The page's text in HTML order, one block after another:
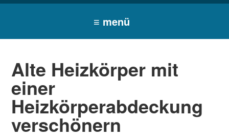
Alte Heizkörper mit
einer
Heizkörperabdeckung
verschönern